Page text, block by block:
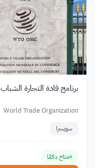
برنامج قادة التجارة الشباب 2026 للمنظمة العالمية للتجارة
World Trade Organization
سويسرا
متاح دائمًا